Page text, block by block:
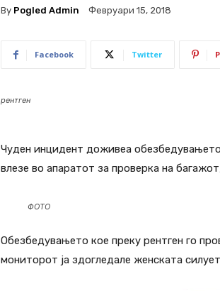
By Pogled Admin Февруари 15, 2018
Facebook Twitter
рентген
Чуден инцидент доживеа
влезе во апаратот за проверка на
ФОТО
Обезбедувањето кое преку рентген го
мониторот ја здогледале женската